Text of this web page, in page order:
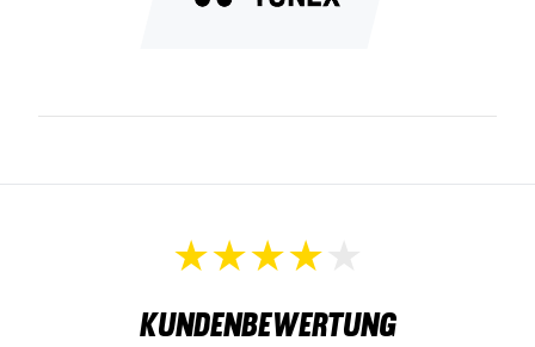
Gr. 46 = 30 cm
Farben: Weiß / Blau / Grün
Kundenbewertung